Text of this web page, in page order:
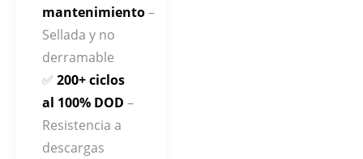
mantenimiento–
Sellada y no
derramable
✅ 200+ ciclos
al 100% DOD –
Resistencia a
descargas